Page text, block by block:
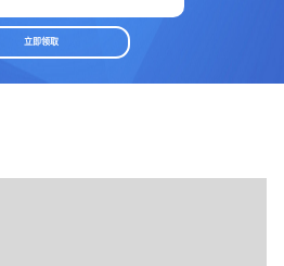
立即领取